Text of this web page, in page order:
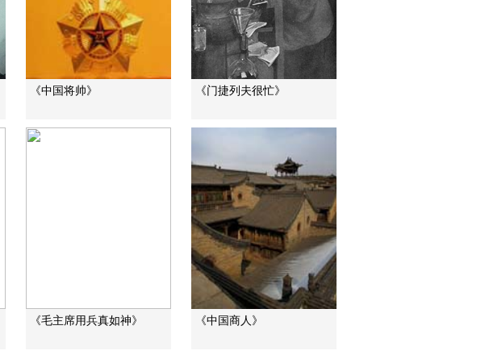
文化十分
教你看懂食品標籤莫
中計
健康之路
“沉睡”4年保單的時效
之爭
今日説法
自然秘境 荒漠翠影蘊
《中国将帅》 《门捷列夫很忙》
《毛主席用兵真如神》 《中国商人》